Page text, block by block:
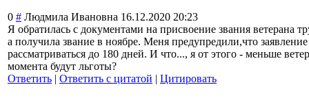
0 # Людмила Ивановна 16.12.2020 20:23
Я обратилась с документами на присвоение звания ветерана
а получила звание в ноябре. Меня предупредили,что
рассматриваться до 180 дней. И что..., я от этого - меньше
момента будут льготы?
Ответить | Ответить с цитатой | Цитировать